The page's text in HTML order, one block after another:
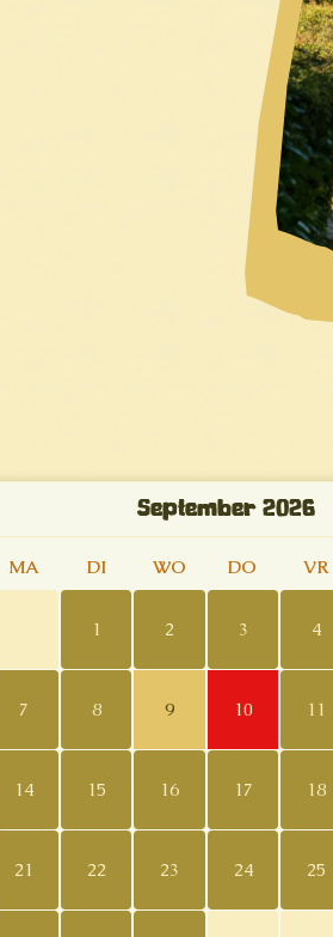
September 2026
MA DI WO DO VR
1 2 3 4
7 8 9 10 11
14 15 16 17 18
21 22 23 24 25